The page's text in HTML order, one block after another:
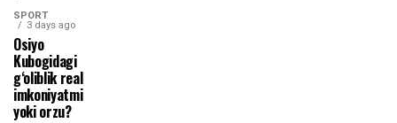
SPORT
3 days ago
Osiyo
Kubogidagi
g‘oliblik real
imkoniyatmi
yoki orzu?